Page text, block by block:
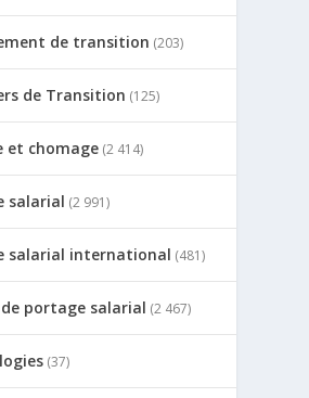
de transition (203)
de Transition (125)
et chomage (2 414)
salarial (2 991)
salarial international (481)
portage salarial (2 467)
(37)